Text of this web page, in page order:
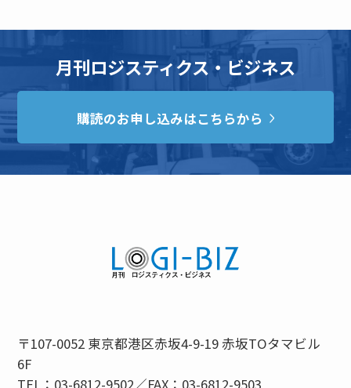
月刊ロジスティクス・ビジネス
購読のお申し込みはこちらから
〒107-0052 東京都港区赤坂4-9-19 赤坂TOタマビル
6F
TEL：03-6812-9502／FAX：03-6812-9503